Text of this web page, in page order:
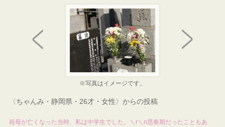
※写真はイメージです。
〈ちゃんみ・静岡県・26才・女性〉からの投稿
祖母が亡くなった当時、私は中学生でした。＼r＼n思春期だったこともあ